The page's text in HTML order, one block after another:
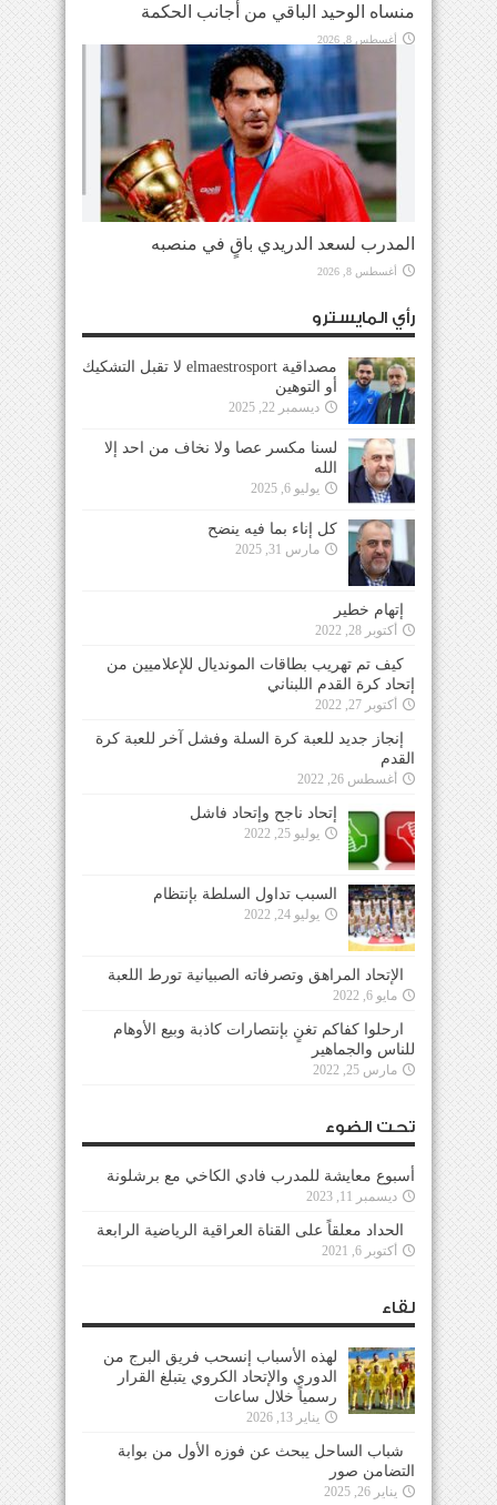
منساه الوحيد الباقي من أجانب الحكمة
أغسطس 8, 2026
المدرب لسعد الدريدي باقٍ في منصبه
أغسطس 8, 2026
رأي المايسترو
مصداقية elmaestrosport لا تقبل التشكيك
أو التوهين
ديسمبر 22, 2025
لسنا مكسر عصا ولا نخاف من احد إلا
الله
يوليو 6, 2025
كل إناء بما فيه ينضح
مارس 31, 2025
إتهام خطير
أكتوبر 28, 2022
كيف تم تهريب بطاقات المونديال للإعلاميين من
إتحاد كرة القدم اللبناني
أكتوبر 27, 2022
إنجاز جديد للعبة كرة السلة وفشل آخر للعبة كرة
القدم
أغسطس 26, 2022
إتحاد ناجح وإتحاد فاشل
يوليو 25, 2022
السبب تداول السلطة بإنتظام
يوليو 24, 2022
الإتحاد المراهق وتصرفاته الصبيانية تورط اللعبة
مايو 6, 2022
ارحلوا كفاكم تغنٍ بإنتصارات كاذبة وبيع الأوهام
للناس والجماهير
مارس 25, 2022
تحت الضوء
أسبوع معايشة للمدرب فادي الكاخي مع برشلونة
ديسمبر 11, 2023
الحداد معلقاً على القناة العراقية الرياضية الرابعة
أكتوبر 6, 2021
لقاء
لهذه الأسباب إنسحب فريق البرج من
الدوري والإتحاد الكروي يتبلغ القرار
رسمياً خلال ساعات
يناير 13, 2026
شباب الساحل يبحث عن فوزه الأول من بوابة
التضامن صور
يناير 26, 2025